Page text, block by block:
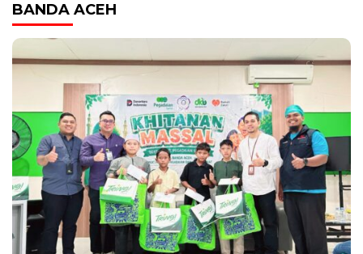
BANDA ACEH